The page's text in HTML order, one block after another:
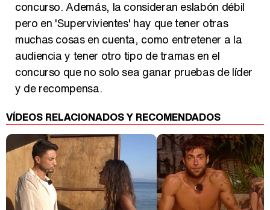
concurso. Además, la consideran eslabón débil
pero en 'Supervivientes' hay que tener otras
muchas cosas en cuenta, como entretener a la
audiencia y tener otro tipo de tramas en el
concurso que no solo sea ganar pruebas de líder
y de recompensa.
VÍDEOS RELACIONADOS Y RECOMENDADOS